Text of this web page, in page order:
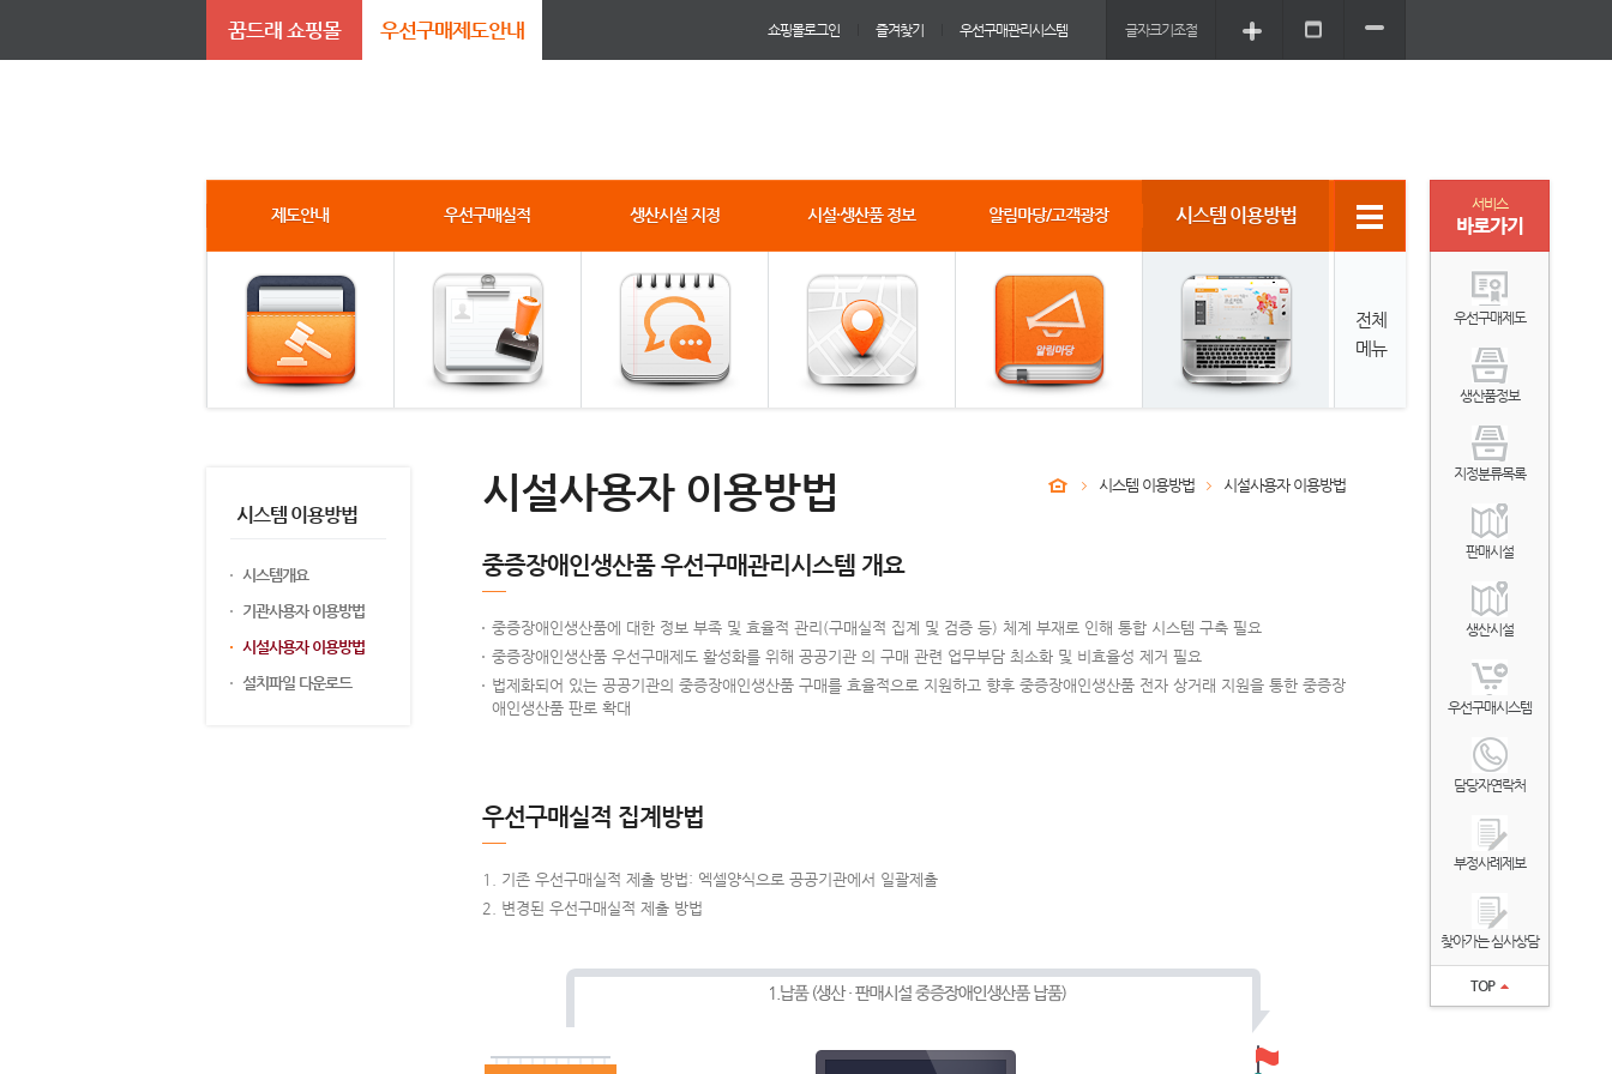
꿈드래 쇼핑몰 우선구매제도안내 쇼핑몰로그인 즐겨찾기 우선구매관리시스템 글자크기조절
제도안내 우선구매실적 생산시설 지정 시설·생산품 정보 알림마당/고객광장 시스템 이용방법
전체
메뉴
시스템 이용방법
시스템개요
기관사용자 이용방법
시설사용자 이용방법
설치파일 다운로드
시설사용자 이용방법 시스템 이용방법 시설사용자 이용방법
중증장애인생산품 우선구매관리시스템 개요
중증장애인생산품에 대한 정보 부족 및 효율적 관리(구매실적 집계 및 검증 등) 체계 부재로 인해 통합 시스템 구축 필요
중증장애인생산품 우선구매제도 활성화를 위해 공공기관 의 구매 관련 업무부담 최소화 및 비효율성 제거 필요
법제화되어 있는 공공기관의 중증장애인생산품 구매를 효율적으로 지원하고 향후 중증장애인생산품 전자 상거래 지원을 통한 중증장
애인생산품 판로 확대
우선구매실적 집계방법
기존 우선구매실적 제출 방법: 엑셀양식으로 공공기관에서 일괄제출
변경된 우선구매실적 제출 방법
서비스
바로가기
우선구매제도
생산품정보
지정분류목록
판매시설
생산시설
우선구매시스템
담당자연락처
부정사례제보
찾아가는 심사상담
TOP